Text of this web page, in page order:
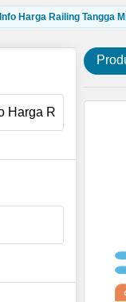
Harga Railing Tangga